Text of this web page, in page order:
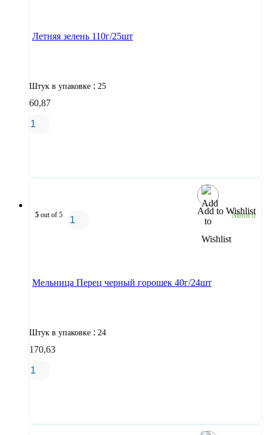
Летняя зелень 110г/25шт
Штук в упаковке : 25
60,87
Add to Wishlist
5 out of 5 Много
Мельница Перец черный горошек 40г/24шт
Штук в упаковке : 24
170,63